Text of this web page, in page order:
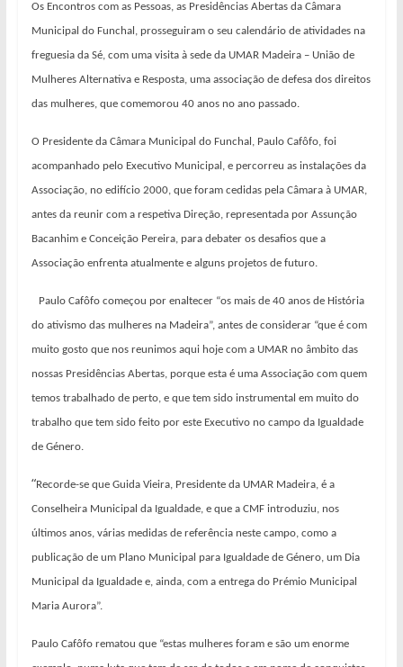
Os Encontros com as Pessoas, as Presidências Abertas da Câmara
Municipal do Funchal, prosseguiram o seu calendário de atividades na
freguesia da Sé, com uma visita à sede da UMAR Madeira – União de
Mulheres Alternativa e Resposta, uma associação de defesa dos direitos
das mulheres, que comemorou 40 anos no ano passado.
O Presidente da Câmara Municipal do Funchal, Paulo Cafôfo, foi
acompanhado pelo Executivo Municipal, e percorreu as instalações da
Associação, no edifício 2000, que foram cedidas pela Câmara à UMAR,
antes da reunir com a respetiva Direção, representada por Assunção
Bacanhim e Conceição Pereira, para debater os desafios que a
Associação enfrenta atualmente e alguns projetos de futuro.
Paulo Cafôfo começou por enaltecer “os mais de 40 anos de História
do ativismo das mulheres na Madeira”, antes de considerar “que é com
muito gosto que nos reunimos aqui hoje com a UMAR no âmbito das
nossas Presidências Abertas, porque esta é uma Associação com quem
temos trabalhado de perto, e que tem sido instrumental em muito do
trabalho que tem sido feito por este Executivo no campo da Igualdade
de Género.
“Recorde-se que Guida Vieira, Presidente da UMAR Madeira, é a
Conselheira Municipal da Igualdade, e que a CMF introduziu, nos
últimos anos, várias medidas de referência neste campo, como a
publicação de um Plano Municipal para Igualdade de Género, um Dia
Municipal da Igualdade e, ainda, com a entrega do Prémio Municipal
Maria Aurora”.
Paulo Cafôfo rematou que “estas mulheres foram e são um enorme